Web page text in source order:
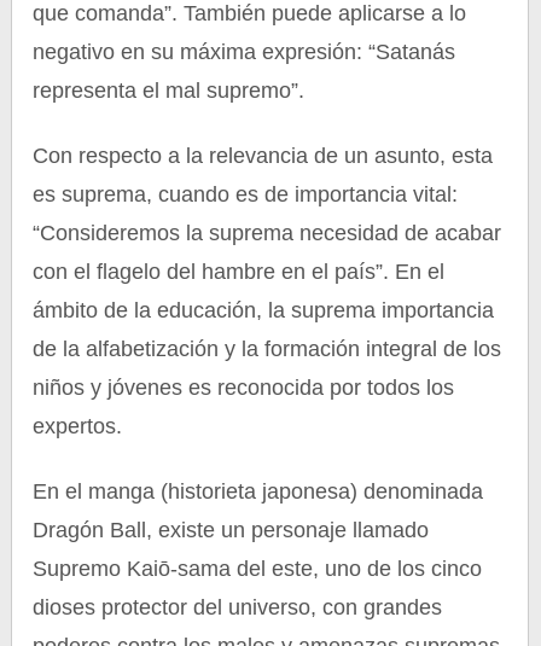
que comanda”. También puede aplicarse a lo
negativo en su máxima expresión: “Satanás
representa el mal supremo”.
Con respecto a la relevancia de un asunto, esta
es suprema, cuando es de importancia vital:
“Consideremos la suprema necesidad de acabar
con el flagelo del hambre en el país”. En el
ámbito de la educación, la suprema importancia
de la alfabetización y la formación integral de los
niños y jóvenes es reconocida por todos los
expertos.
En el manga (historieta japonesa) denominada
Dragón Ball, existe un personaje llamado
Supremo Kaiō-sama del este, uno de los cinco
dioses protector del universo, con grandes